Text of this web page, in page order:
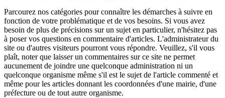
Parcourez nos catégories pour connaître les démarches à suivre en
fonction de votre problématique et de vos besoins. Si vous avez
besoin de plus de précisions sur un sujet en particulier, n'hésitez pas
à poser vos questions en commentaire d'articles. L'administrateur du
site ou d'autres visiteurs pourront vous répondre. Veuillez, s'il vous
plaît, noter que laisser un commentaires sur ce site ne permet
aucunement de joindre une quelconque administration ni un
quelconque organisme même s'il est le sujet de l'article commenté et
même pour les articles donnant les coordonnées d'une mairie, d'une
préfecture ou de tout autre organisme.